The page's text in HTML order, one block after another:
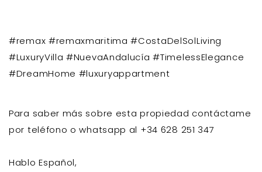
#remax #remaxmaritima #CostaDelSolLiving
#LuxuryVilla #NuevaAndalucía #TimelessElegance
#DreamHome #luxuryappartment
Para saber más sobre esta propiedad contáctame
por teléfono o whatsapp al +34 628 251 347
Hablo Español,